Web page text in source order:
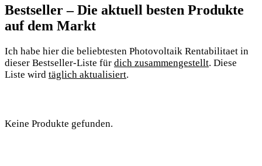
Bestseller – Die aktuell besten Produkte
auf dem Markt
Ich habe hier die beliebtesten Photovoltaik Rentabilitaet in
dieser Bestseller-Liste für dich zusammengestellt. Diese
Liste wird täglich aktualisiert.
Keine Produkte gefunden.